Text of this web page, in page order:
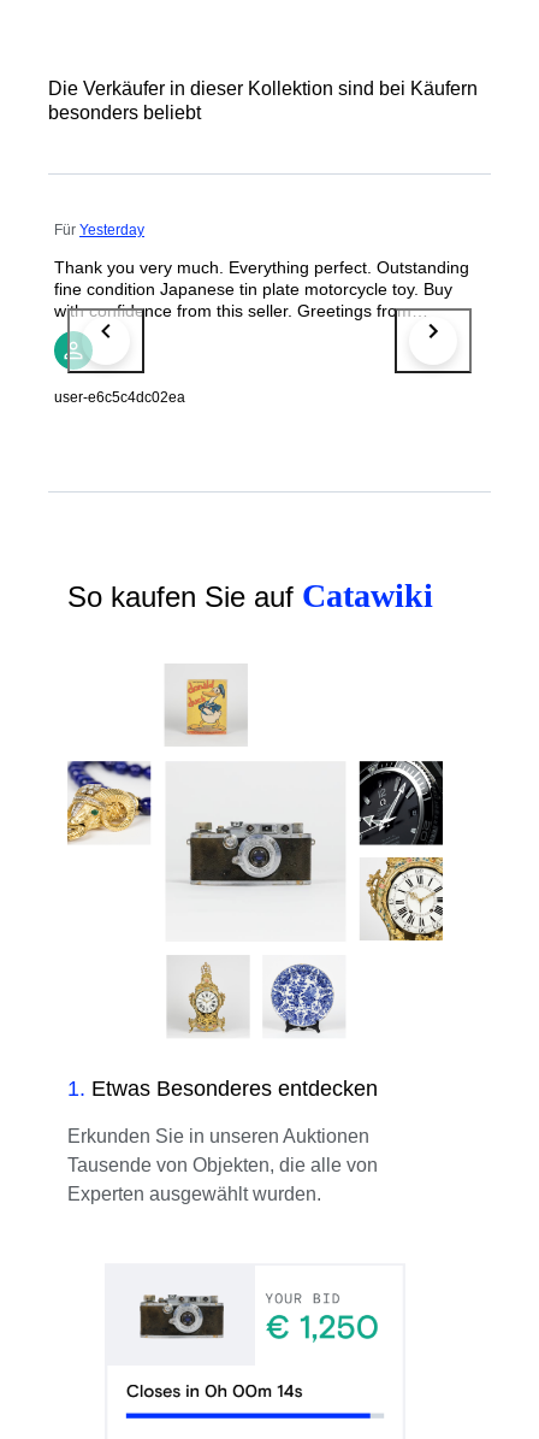
Die Verkäufer in dieser Kollektion sind bei Käufern
besonders beliebt
Für Yesterday
Thank you very much. Everything perfect. Outstanding
fine condition Japanese tin plate motorcycle toy. Buy
with confidence from this seller. Greetings from
Denmark
user-e6c5c4dc02ea
So kaufen Sie auf Catawiki
1. Etwas Besonderes entdecken
Erkunden Sie in unseren Auktionen
Tausende von Objekten, die alle von
Experten ausgewählt wurden.